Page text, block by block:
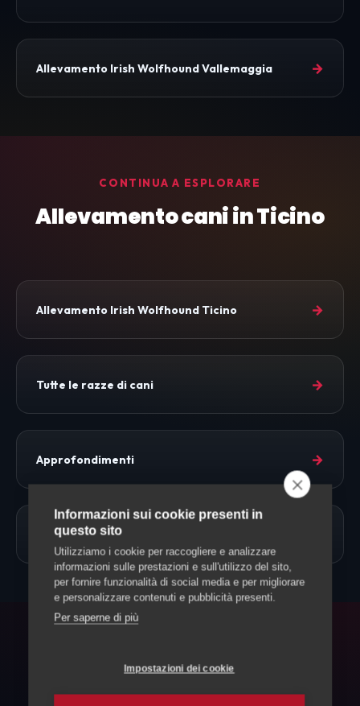
Allevamento Irish Wolfhound Vallemaggia →
CONTINUA A ESPLORARE
Allevamento cani in Ticino
Allevamento Irish Wolfhound Ticino →
Tutte le razze di cani →
Approfondimenti →
Allevamento Cani
Domande frequenti
Informazioni sui cookie presenti in
questo sito
Utilizziamo i cookie per raccogliere e analizzare
informazioni sulle prestazioni e sull'utilizzo del sito,
per fornire funzionalità di social media e per migliorare
e personalizzare contenuti e pubblicità presenti.
Per saperne di più
Impostazioni dei cookie